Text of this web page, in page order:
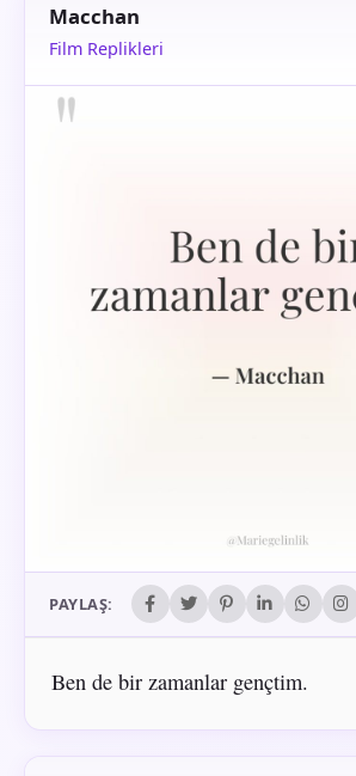
Macchan
Film Replikleri
PAYLAŞ:
Ben de bir zamanlar gençtim.